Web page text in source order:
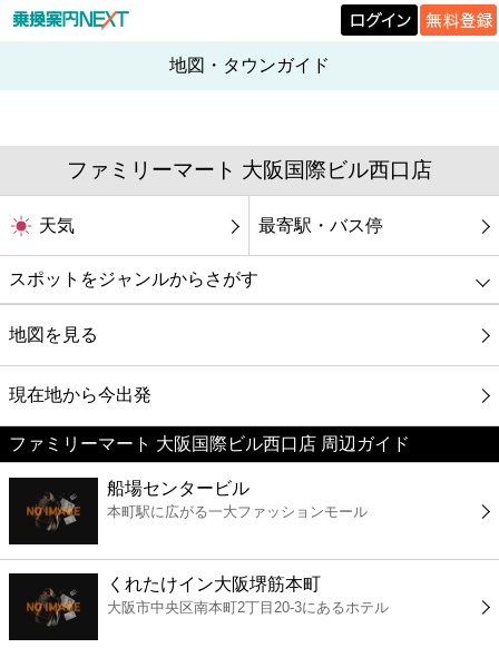
地図・タウンガイド
ファミリーマート 大阪国際ビル西口店
天気 最寄駅・バス停
スポットをジャンルからさがす
グルメ
映画
美容
コンビニ
薬局
スーパー
地図を見る
現在地から今出発
ファミリーマート 大阪国際ビル西口店 周辺ガイド
船場センタービル
本町駅に広がる一大ファッションモール
くれたけイン大阪堺筋本町
大阪市中央区南本町2丁目20-3にあるホテル